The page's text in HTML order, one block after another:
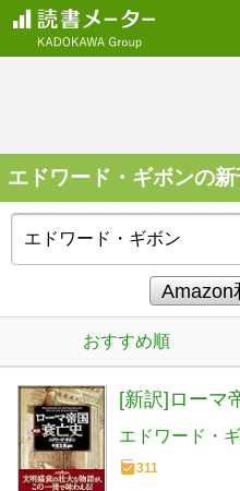
エドワード・ギボンの新
おすすめ順
[新訳]ローマ
エドワード・
311